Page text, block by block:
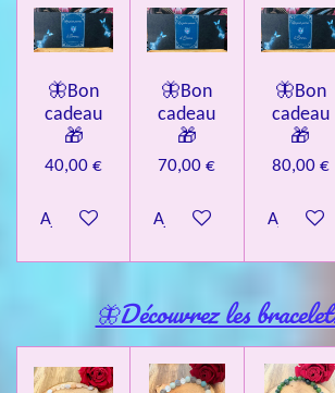
🦋Bon
cadeau
🎁
40,00 €
Ajouter au panier
🦋Bon
cadeau
🎁
70,00 €
Ajouter au panier
🦋Bon
cadeau
🎁
80,00 €
Ajouter
🦋Découvrez les